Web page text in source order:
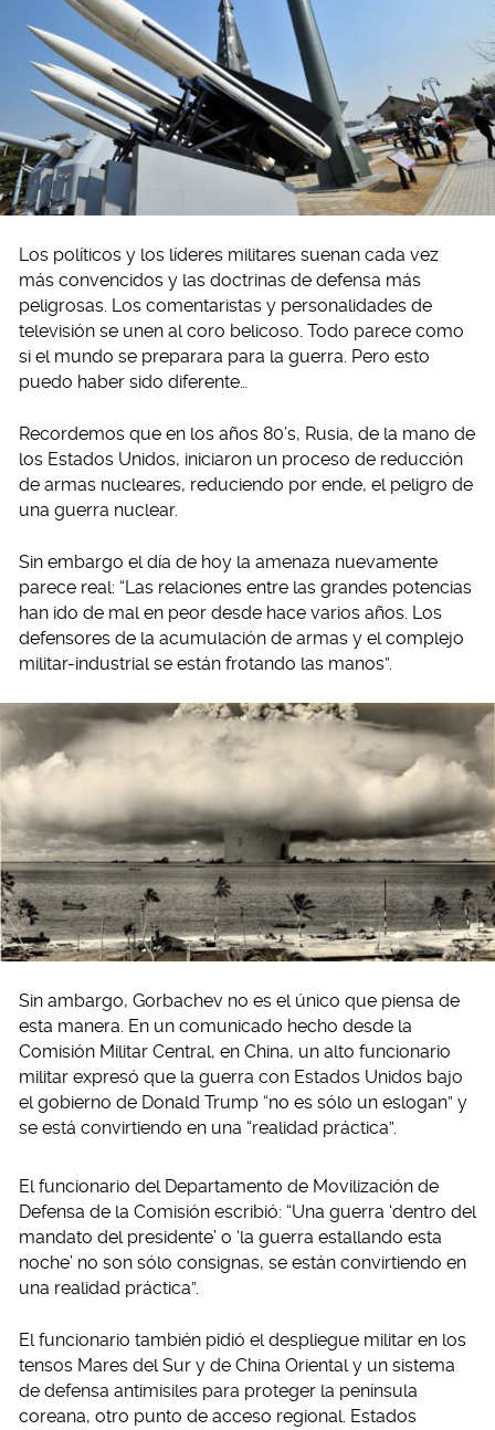
Los políticos y los líderes militares suenan cada vez
más convencidos y las doctrinas de defensa más
peligrosas. Los comentaristas y personalidades de
televisión se unen al coro belicoso. Todo parece como
si el mundo se preparara para la guerra. Pero esto
puedo haber sido diferente…
Recordemos que en los años 80’s, Rusia, de la mano de
los Estados Unidos, iniciaron un proceso de reducción
de armas nucleares, reduciendo por ende, el peligro de
una guerra nuclear.
Sin embargo el día de hoy la amenaza nuevamente
parece real: “Las relaciones entre las grandes potencias
han ido de mal en peor desde hace varios años. Los
defensores de la acumulación de armas y el complejo
militar-industrial se están frotando las manos”.
Sin ambargo, Gorbachev no es el único que piensa de
esta manera. En un comunicado hecho desde la
Comisión Militar Central, en China, un alto funcionario
militar expresó que la guerra con Estados Unidos bajo
el gobierno de Donald Trump “no es sólo un eslogan” y
se está convirtiendo en una “realidad práctica”.
El funcionario del Departamento de Movilización de
Defensa de la Comisión escribió: “Una guerra ‘dentro del
mandato del presidente’ o ‘la guerra estallando esta
noche’ no son sólo consignas, se están convirtiendo en
una realidad práctica”.
El funcionario también pidió el despliegue militar en los
tensos Mares del Sur y de China Oriental y un sistema
de defensa antimisiles para proteger la península
coreana, otro punto de acceso regional. Estados